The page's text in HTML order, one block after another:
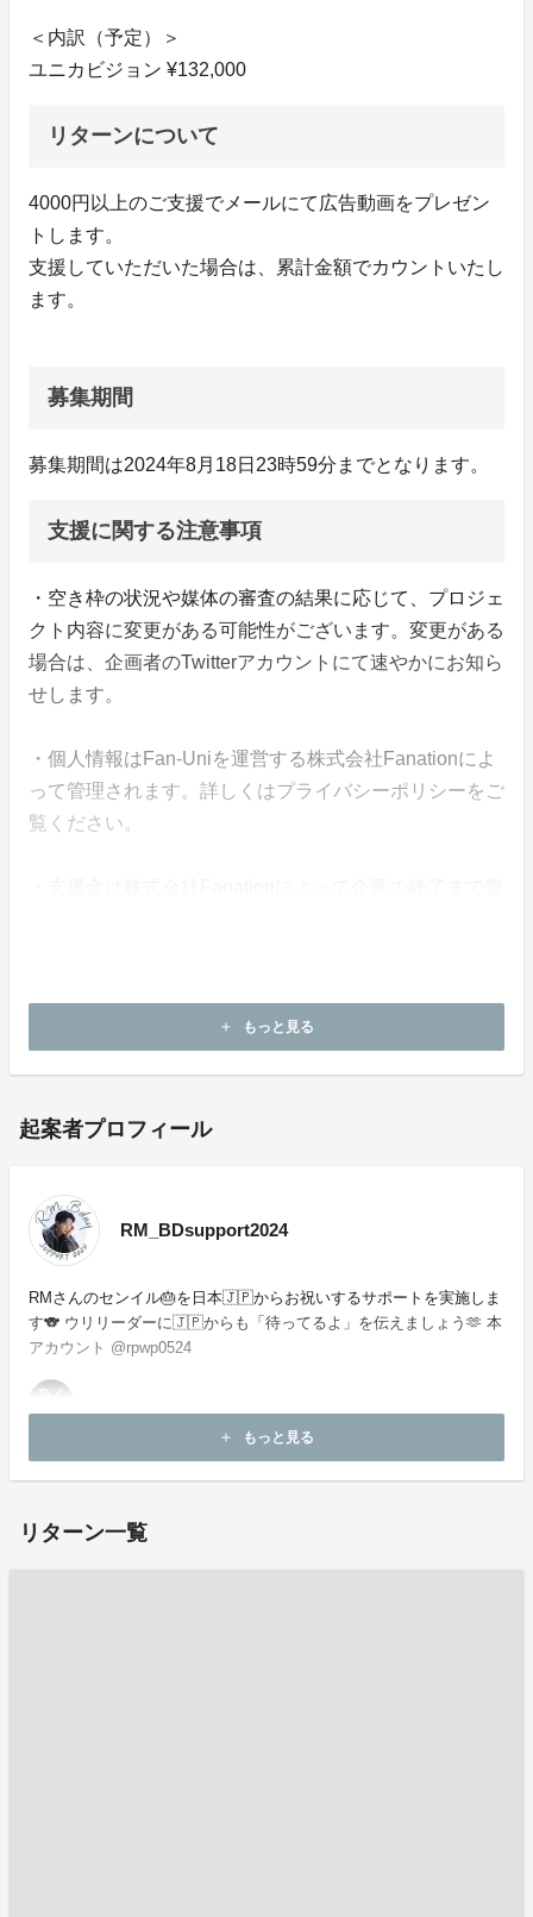
＜内訳（予定）＞
ユニカビジョン ¥132,000
リターンについて
4000円以上のご支援でメールにて広告動画をプレゼン
トします。
支援していただいた場合は、累計金額でカウントいたし
ます。
募集期間
募集期間は2024年8月18日23時59分までとなります。
支援に関する注意事項
・空き枠の状況や媒体の審査の結果に応じて、プロジェ
クト内容に変更がある可能性がございます。変更がある
場合は、企画者のTwitterアカウントにて速やかにお知ら
せします。
・個人情報はFan-Uniを運営する株式会社Fanationによ
って管理されます。詳しくはプライバシーポリシーをご
覧ください。
所等へのお問い合わせはご遠慮願います。
add もっと見る
起案者プロフィール
RM_BDsupport2024
RMさんのセンイル🎂を日本🇯🇵からお祝いするサポートを実施しま
す🐨 ウリリーダーに🇯🇵からも「待ってるよ」を伝えましょう🫶 本
アカウント @rpwp0524
add もっと見る
リターン一覧